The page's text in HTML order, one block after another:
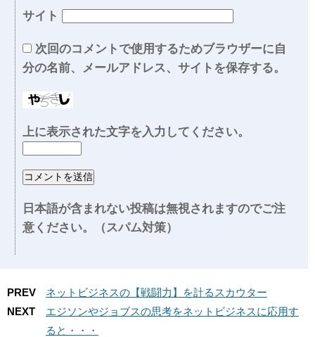
サイト
次回のコメントで使用するためブラウザーに自
分の名前、メールアドレス、サイトを保存する。
上に表示された文字を入力してください。
日本語が含まれない投稿は無視されますのでご注
意ください。（スパム対策）
PREV
ネットビジネスの【戦闘力】を計るスカウター
NEXT
エジソンやジョブスの思考をネットビジネスに応用す
ると・・・